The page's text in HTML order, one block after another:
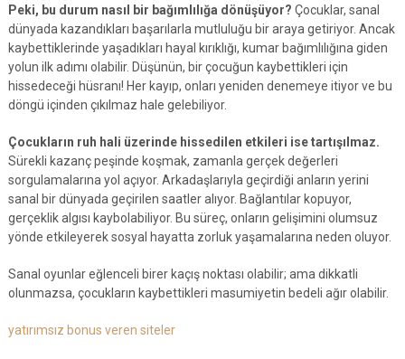
Peki, bu durum nasıl bir bağımlılığa dönüşüyor? Çocuklar, sanal
dünyada kazandıkları başarılarla mutluluğu bir araya getiriyor. Ancak
kaybettiklerinde yaşadıkları hayal kırıklığı, kumar bağımlılığına giden
yolun ilk adımı olabilir. Düşünün, bir çocuğun kaybettikleri için
hissedeceği hüsranı! Her kayıp, onları yeniden denemeye itiyor ve bu
döngü içinden çıkılmaz hale gelebiliyor.
Çocukların ruh hali üzerinde hissedilen etkileri ise tartışılmaz.
Sürekli kazanç peşinde koşmak, zamanla gerçek değerleri
sorgulamalarına yol açıyor. Arkadaşlarıyla geçirdiği anların yerini
sanal bir dünyada geçirilen saatler alıyor. Bağlantılar kopuyor,
gerçeklik algısı kaybolabiliyor. Bu süreç, onların gelişimini olumsuz
yönde etkileyerek sosyal hayatta zorluk yaşamalarına neden oluyor.
Sanal oyunlar eğlenceli birer kaçış noktası olabilir; ama dikkatli
olunmazsa, çocukların kaybettikleri masumiyetin bedeli ağır olabilir.
yatırımsız bonus veren siteler